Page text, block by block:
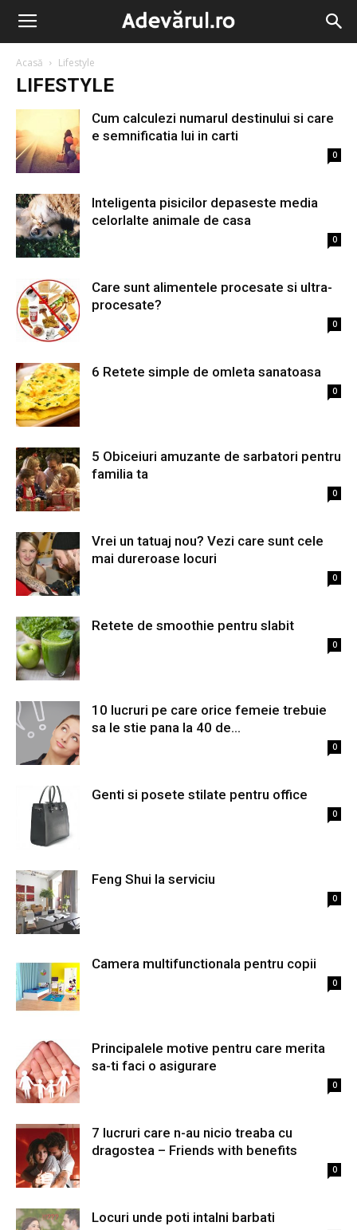
Acasă Lifestyle
LIFESTYLE
Cum calculezi numarul destinului si care
e semnificatia lui in carti
0
Inteligenta pisicilor depaseste media
celorlalte animale de casa
0
Care sunt alimentele procesate si ultra-
procesate?
0
6 Retete simple de omleta sanatoasa
0
5 Obiceiuri amuzante de sarbatori pentru
familia ta
0
Vrei un tatuaj nou? Vezi care sunt cele
mai dureroase locuri
0
Retete de smoothie pentru slabit
0
10 lucruri pe care orice femeie trebuie
sa le stie pana la 40 de...
0
Genti si posete stilate pentru office
0
Feng Shui la serviciu
0
Camera multifunctionala pentru copii
0
Principalele motive pentru care merita
sa-ti faci o asigurare
0
7 lucruri care n-au nicio treaba cu
dragostea – Friends with benefits
0
Locuri unde poti intalni barbati